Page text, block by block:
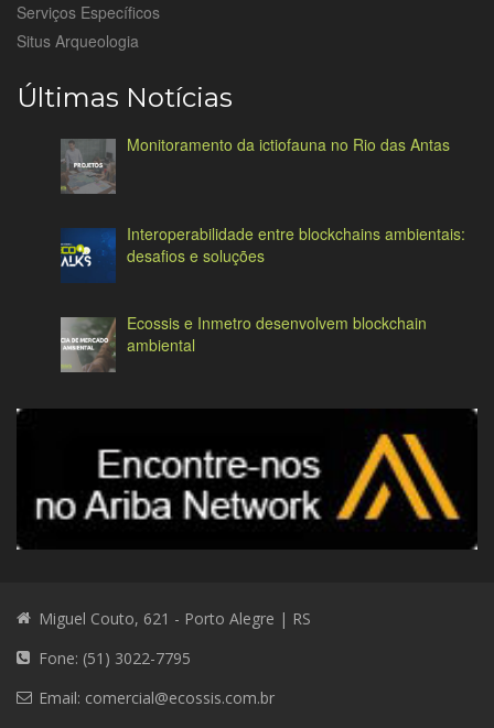
Serviços Específicos
Situs Arqueologia
Últimas Notícias
Monitoramento da ictiofauna no Rio das Antas
Interoperabilidade entre blockchains ambientais:
desafios e soluções
Ecossis e Inmetro desenvolvem blockchain
ambiental
Miguel Couto, 621 - Porto Alegre | RS
Fone: (51) 3022-7795
Email: comercial@ecossis.com.br